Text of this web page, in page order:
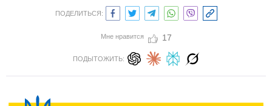
ПОДЕЛИТЬСЯ:
Мне нравится 17
ПОДЫТОЖИТЬ: